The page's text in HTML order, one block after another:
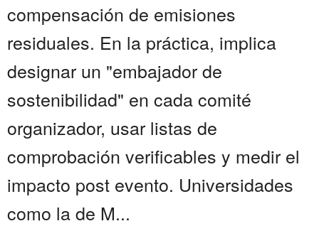
compensación de emisiones
residuales. En la práctica, implica
designar un "embajador de
sostenibilidad" en cada comité
organizador, usar listas de
comprobación verificables y medir el
impacto post evento. Universidades
como la de M...